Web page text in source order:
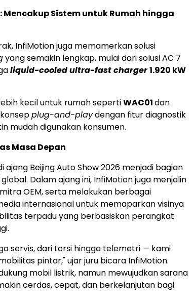
: Mencakup Sistem untuk Rumah hingga
InfiMotion juga memamerkan solusi
yang semakin lengkap, mulai dari solusi AC 7
liquid-cooled ultra-fast charger1.920 kW
kecil untuk rumah sepertiWAC01dan
plug-and-playdengan fitur diagnostik
mudah digunakan konsumen.
Masa Depan
ajang Beijing Auto Show 2026 menjadi bagian
Dalam ajang ini, InfiMotion juga menjalin
OEM, serta melakukan berbagai
internasional untuk memaparkan visinya
terpadu yang berbasiskan perangkat
servis, dari torsi hingga telemetri — kami
pintar," ujar juru bicara InfiMotion.
mobil listrik, namun mewujudkan sarana
cerdas, cepat, dan berkelanjutan bagi